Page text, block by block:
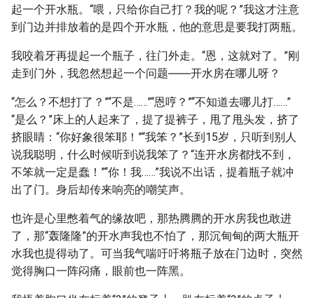
起一个开水瓶。“喂，只给你自己打？我的呢？”我这才注意
到门边并排放着的是四个开水瓶，他的意思是要我打两瓶。
我咬着牙再提起一个瓶子，往门外走。“恩，这就对了。”刚
走到门外，我忽然想起一个问题――开水房在哪儿呀？
“怎么？不想打了？”“不是……”“恩哼？”“不知道去哪儿打……”
“是么？”床上的人起来了，提了提裤子，甩了甩头发，挤了
挤眼睛：“你好象很笨耶！”“我笨？”长到15岁，只听到别人
说我聪明，什么时候听到说我笨了？“连开水房都找不到，
不笨就一定是蠢！”“你！我……”我说不出话，提着瓶子就冲
出了门。身后却传来响亮的嘲笑声。
也许是心里憋着气的缘故吧，那热腾腾的开水房我也敢进
了，那“轰隆隆”的开水声我也不怕了，那沉甸甸的两大瓶开
水我也提得动了。可当我气喘吁吁将瓶子放在门边时，突然
觉得胸口一阵闷痛，眼前也一阵黑。